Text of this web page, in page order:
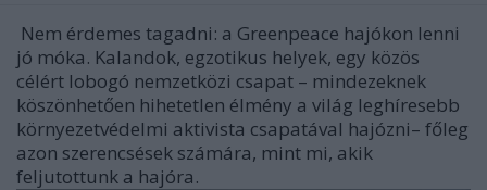
Nem érdemes tagadni: a Greenpeace hajókon lenni
jó móka. Kalandok, egzotikus helyek, egy közös
célért lobogó nemzetközi csapat – mindezeknek
köszönhetően hihetetlen élmény a világ leghíresebb
környezetvédelmi aktivista csapatával hajózni– főleg
azon szerencsések számára, mint mi, akik
feljutottunk a hajóra.